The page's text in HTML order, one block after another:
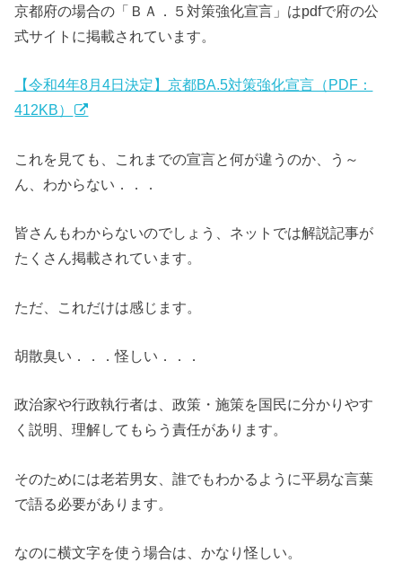
京都府の場合の「ＢＡ．５対策強化宣言」はpdfで府の公
式サイトに掲載されています。
【令和4年8月4日決定】京都BA.5対策強化宣言（PDF：
412KB）
これを見ても、これまでの宣言と何が違うのか、う～
ん、わからない．．．
皆さんもわからないのでしょう、ネットでは解説記事が
たくさん掲載されています。
ただ、これだけは感じます。
胡散臭い．．．怪しい．．．
政治家や行政執行者は、政策・施策を国民に分かりやす
く説明、理解してもらう責任があります。
そのためには老若男女、誰でもわかるように平易な言葉
で語る必要があります。
なのに横文字を使う場合は、かなり怪しい。